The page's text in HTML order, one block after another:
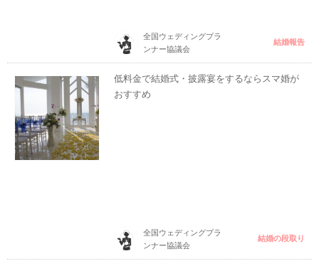
全国ウェディングプラ
ンナー協議会
結婚報告
低料金で結婚式・披露宴をするならスマ婚が
おすすめ
全国ウェディングプラ
ンナー協議会
結婚の段取り